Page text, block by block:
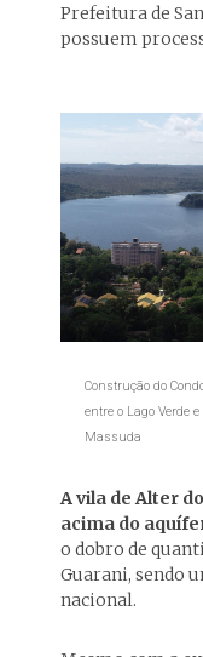
Prefeitura de
possuem
Construção do
entre o Lago Verde
Massuda
A vila de Alter
acima do
o dobro de
Guarani, sendo
nacional.